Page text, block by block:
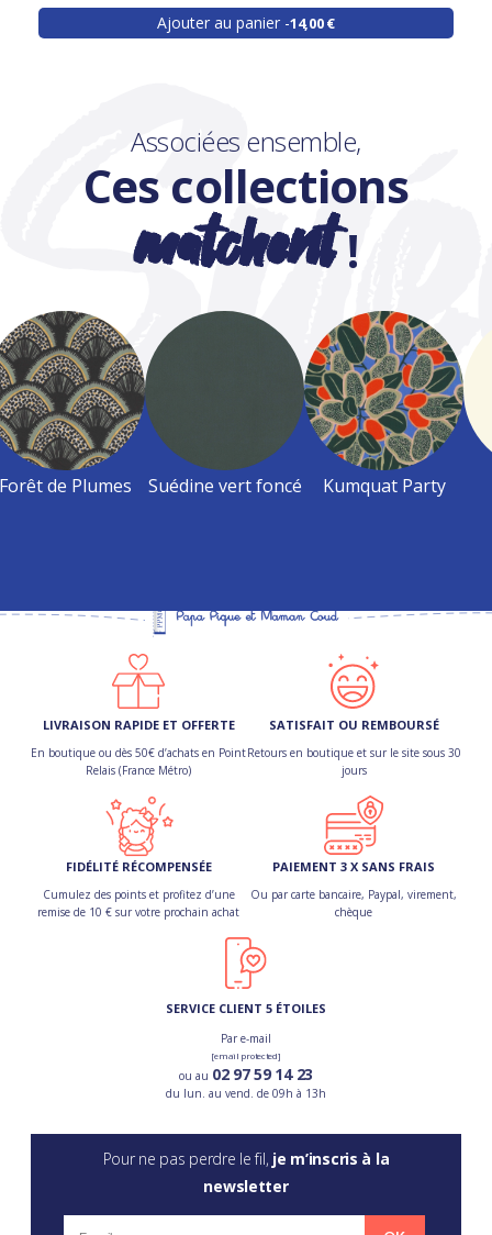
Associées ensemble,
Ces collections
matchent!
Forêt de Plumes Suédine vert foncé Kumquat Party
Ajouter au panier 14,00 €
LIVRAISON RAPIDE ET OFFERTE
En boutique ou dès 50€ d’achats en Point
Relais (France Métro)
SATISFAIT OU REMBOURSÉ
Retours en boutique et sur le site sous 30
jours
FIDÉLITÉ RÉCOMPENSÉE
Cumulez des points et profitez d’une
remise de 10 € sur votre prochain achat
PAIEMENT 3 X SANS FRAIS
Ou par carte bancaire, Paypal, virement,
chèque
SERVICE CLIENT 5 ÉTOILES
Par e-mail
[email protected]
ou au 02 97 59 14 23
du lun. au vend. de 09h à 13h
Pour ne pas perdre le fil, je m’inscris à la
newsletter